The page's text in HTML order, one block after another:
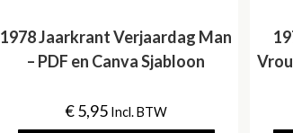
1978 Jaarkrant Verjaardag Man
– PDF en Canva Sjabloon
€5,95 Incl. BTW